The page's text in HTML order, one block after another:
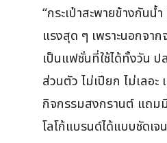
“กระเป๋าสะพายข้างกันน้
แรงสุด ๆ เพราะนอกจาก
เป็นแฟชั่นที่ใช้ได้ทั้งวัน
ส่วนตัว ไม่เปียก ไม่เลอะ
กิจกรรมสงกรานต์ แถ
โลโก้แบรนด์ได้แบบชัดเจ